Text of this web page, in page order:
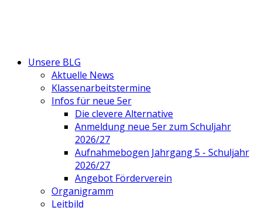
Unsere BLG
Aktuelle News
Klassenarbeitstermine
Infos für neue 5er
Die clevere Alternative
Anmeldung neue 5er zum Schuljahr
2026/27
Aufnahmebogen Jahrgang 5 - Schuljahr
2026/27
Angebot Förderverein
Organigramm
Leitbild